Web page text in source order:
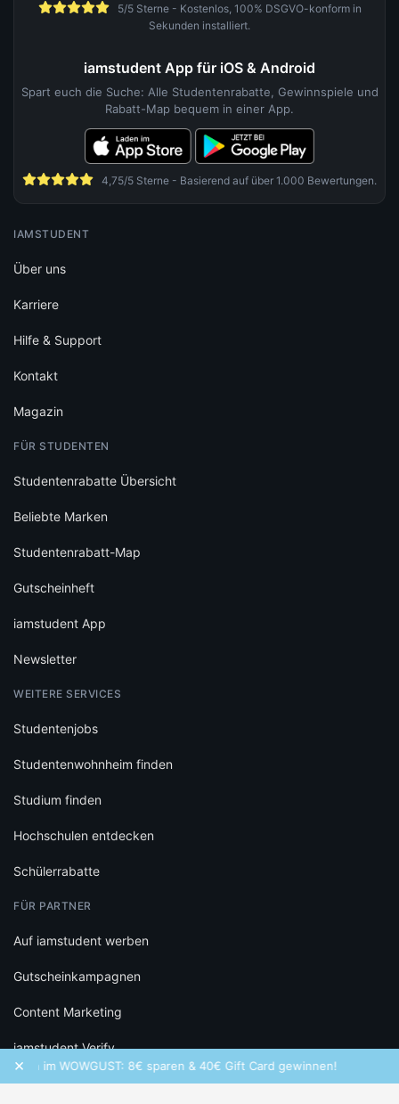
× 8€ sparen & 40€ Gift Card gewinnen! Frequency ist
5/5 Sterne - Kostenlos, 100% DSGVO-konform in
Sekunden installiert.
iamstudent App für iOS & Android
Spart euch die Suche: Alle Studentenrabatte, Gewinnspiele und
Rabatt-Map bequem in einer App.
4,75/5 Sterne - Basierend auf über 1.000 Bewertungen.
IAMSTUDENT
Über uns
Karriere
Hilfe & Support
Kontakt
Magazin
FÜR STUDENTEN
Studentenrabatte Übersicht
Beliebte Marken
Studentenrabatt-Map
Gutscheinheft
iamstudent App
Newsletter
WEITERE SERVICES
Studentenjobs
Studentenwohnheim finden
Studium finden
Hochschulen entdecken
Schülerrabatte
FÜR PARTNER
Auf iamstudent werben
Gutscheinkampagnen
Content Marketing
iamstudent Verify